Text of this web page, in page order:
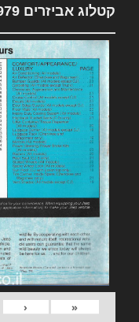
קטלוג אביזרים 1979 Jeep
«
‹